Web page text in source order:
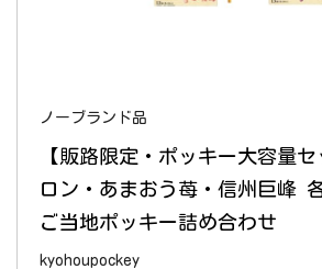
ノーブランド品
【販路限定・ポッキー大容量
ロン・あまおう苺・信州巨峰
ご当地ポッキー詰め合わせ
kyohoupockey